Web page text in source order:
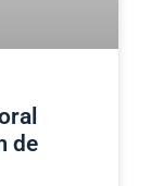
de